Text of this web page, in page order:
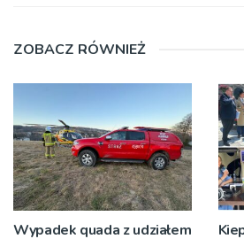
ZOBACZ RÓWNIEŻ
Wypadek quada z udziałem